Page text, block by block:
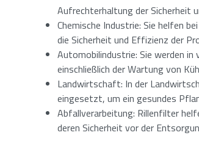
Aufrechterhaltung der Sicherheit
Chemische Industrie: Sie helfen
die Sicherheit und Effizienz der
Automobilindustrie: Sie werden
einschließlich der Wartung von
Landwirtschaft: In der
eingesetzt, um ein gesundes
Abfallverarbeitung: Rillenfilter
deren Sicherheit vor der